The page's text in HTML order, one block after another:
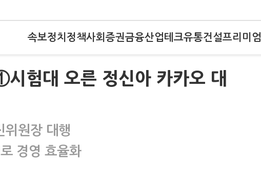
속보정치 정책사회 증권금융산업테크유통건설프리미엄
험대 오른 정신아 카카오 대
위원장 대행
경영 효율화